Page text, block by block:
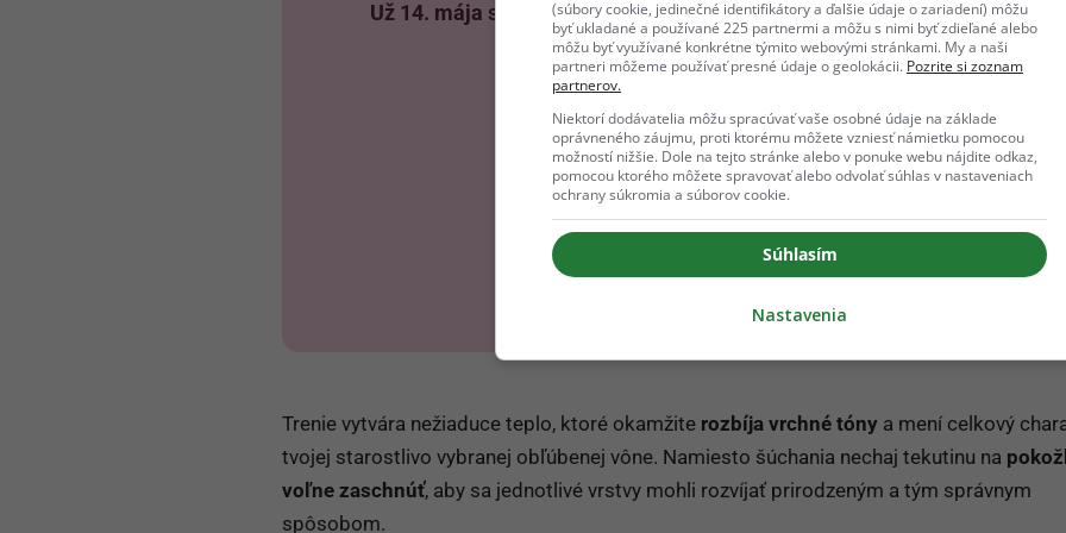
Už 14. mája sa uskutoční jedinečný kvetinový Girls‘ Point: Flowers Era.
Svoj lístok si môžeš zakúpiťTU.Ale pozor
počet miest je limitovaný.
V cene lístka máš:
🌼kvetinový box
🥂welcome drink
🍹 alko a nealko počas celého večera
🥪občerstvenie
unikátny darček
Trenie vytvára nežiaduce teplo, ktoré okamžite rozbíja vrchné tóny a mení celkový
tvojej starostlivo vybranej obľúbenej vône. Namiesto šúchania nechaj tekutinu na
voľne zaschnúť, aby sa jednotlivé vrstvy mohli rozvíjať prirodzeným a tým správnym
spôsobom.
(súbory cookie, jedinečné identifikátory a ďalšie údaje o zariadení) môžu
byť ukladané a používané 225 partnermi a môžu s nimi byť zdieľané alebo
môžu byť využívané konkrétne týmito webovými stránkami. My a naši
partneri môžeme používať presné údaje o geolokácii. Pozrite si zoznam
partnerov.
Niektorí dodávatelia môžu spracúvať vaše osobné údaje na základe
oprávneného záujmu, proti ktorému môžete vzniesť námietku pomocou
možností nižšie. Dole na tejto stránke alebo v ponuke webu nájdite odkaz,
pomocou ktorého môžete spravovať alebo odvolať súhlas v nastaveniach
ochrany súkromia a súborov cookie.
Súhlasím
Nastavenia